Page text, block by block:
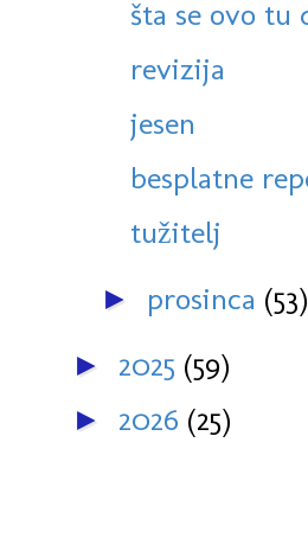
šta se ovo tu
revizija
jesen
besplatne
tužitelj
► prosinca (53)
► 2025 (59)
► 2026 (25)